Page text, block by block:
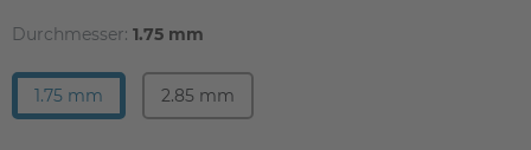
Durchmesser: 1.75 mm
1.75 mm 2.85 mm